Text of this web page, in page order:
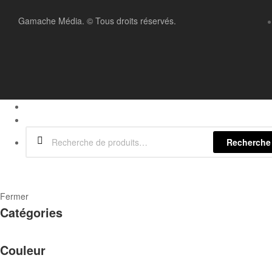
Gamache Média. © Tous droits réservés.
Recherche
Fermer
Catégories
Couleur